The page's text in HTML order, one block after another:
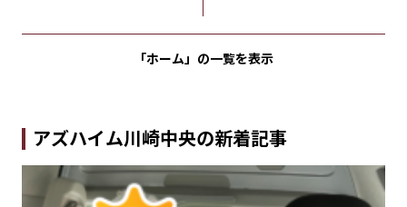
「ホーム」の一覧を表示
アズハイム川崎中央の新着記事